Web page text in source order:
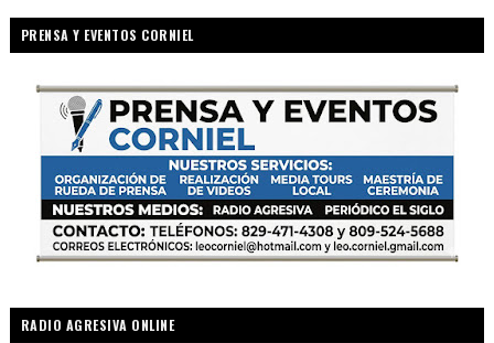
PRENSA Y EVENTOS CORNIEL
RADIO AGRESIVA ONLINE